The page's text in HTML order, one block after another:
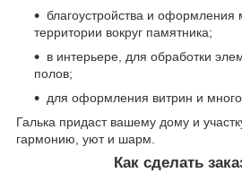
благоустройства и оформления
территории вокруг памятника;
в интерьере, для обработки
полов;
для оформления витрин и
Галька придаст вашему дому и
гармонию, уют и шарм.
Как сделать